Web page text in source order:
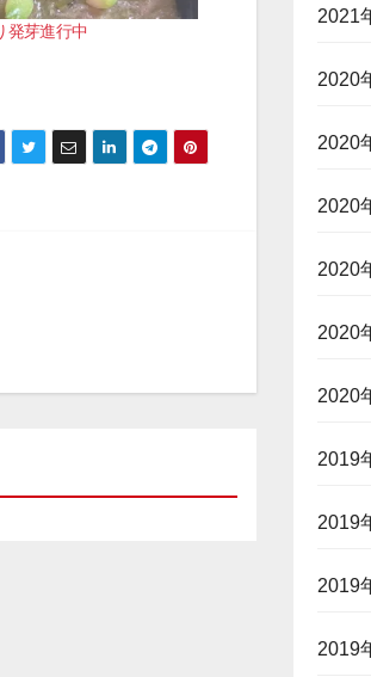
発芽進行中
2021
2020
2020
2020
2020
2020
2020
2019
2019
2019
2019